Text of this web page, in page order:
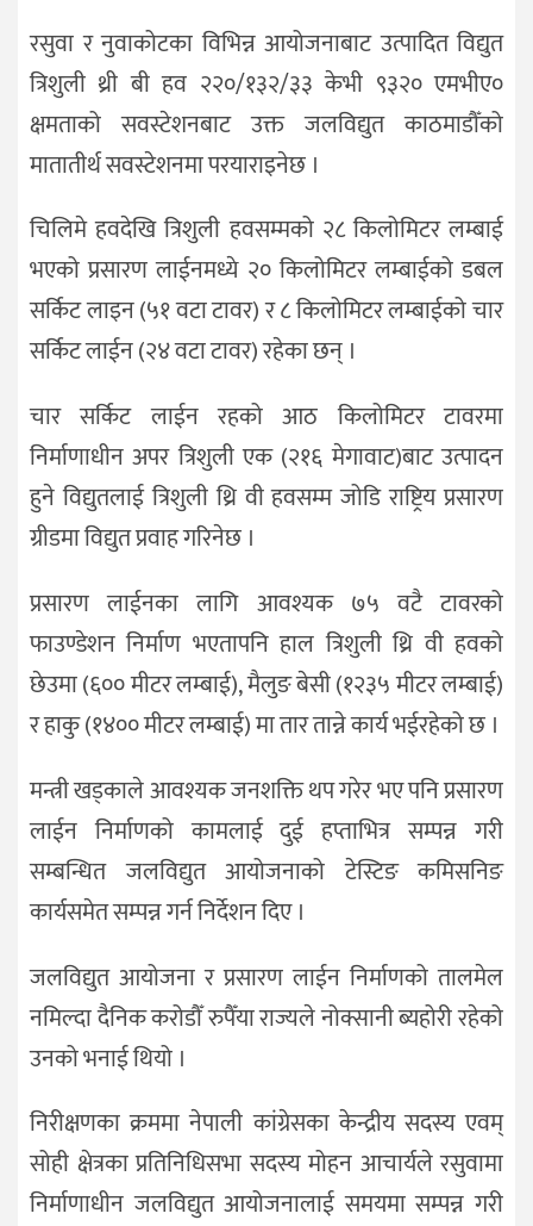
रसुवा र नुवाकोटका विभिन्न आयोजनाबाट उत्पादित विद्युत
त्रिशुली थ्री बी हव २२०/१३२/३३ केभी ९३२० एमभीए०
क्षमताको सवस्टेशनबाट उक्त जलविद्युत काठमाडौँको
मातातीर्थ सवस्टेशनमा परयाराइनेछ ।
चिलिमे हवदेखि त्रिशुली हवसम्मको २८ किलोमिटर लम्बाई
भएको प्रसारण लाईनमध्ये २० किलोमिटर लम्बाईको डबल
सर्किट लाइन (५१ वटा टावर) र ८ किलोमिटर लम्बाईको चार
सर्किट लाईन (२४ वटा टावर) रहेका छन् ।
चार सर्किट लाईन रहको आठ किलोमिटर टावरमा
निर्माणाधीन अपर त्रिशुली एक (२१६ मेगावाट)बाट उत्पादन
हुने विद्युतलाई त्रिशुली थ्रि वी हवसम्म जोडि राष्ट्रिय प्रसारण
ग्रीडमा विद्युत प्रवाह गरिनेछ ।
प्रसारण लाईनका लागि आवश्यक ७५ वटै टावरको
फाउण्डेशन निर्माण भएतापनि हाल त्रिशुली थ्रि वी हवको
छेउमा (६०० मीटर लम्बाई), मैलुङ बेसी (१२३५ मीटर लम्बाई)
र हाकु (१४०० मीटर लम्बाई) मा तार तान्ने कार्य भईरहेको छ ।
मन्त्री खड्काले आवश्यक जनशक्ति थप गरेर भए पनि प्रसारण
लाईन निर्माणको कामलाई दुई हप्ताभित्र सम्पन्न गरी
सम्बन्धित जलविद्युत आयोजनाको टेस्टिङ कमिसनिङ
कार्यसमेत सम्पन्न गर्न निर्देशन दिए ।
जलविद्युत आयोजना र प्रसारण लाईन निर्माणको तालमेल
नमिल्दा दैनिक करोडौँ रुपैँया राज्यले नोक्सानी ब्यहोरी रहेको
उनको भनाई थियो ।
निरीक्षणका क्रममा नेपाली कांग्रेसका केन्द्रीय सदस्य एवम्
सोही क्षेत्रका प्रतिनिधिसभा सदस्य मोहन आचार्यले रसुवामा
निर्माणाधीन जलविद्युत आयोजनालाई समयमा सम्पन्न गरी